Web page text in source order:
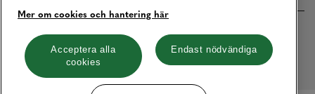
Cookies Integritetspolicy
Hantera cookies
Mer om cookies och hantering här
Acceptera alla
cookies
Endast nödvändiga